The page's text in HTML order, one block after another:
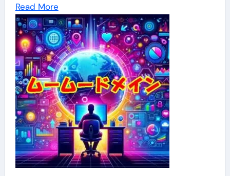
返
金
に
つ
い
て
の
ガ
イ
ド
ラ
Read MoreRead
more
about
ム
ー
ム
ー
ド
メ
イ
ン